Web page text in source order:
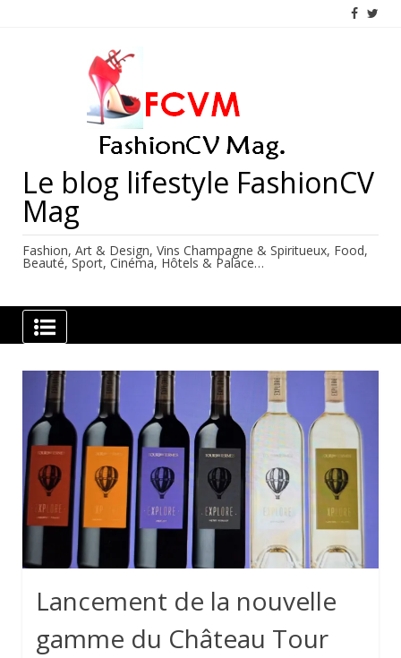
Le blog lifestyle FashionCV
Mag
Fashion, Art & Design, Vins Champagne & Spiritueux, Food,
Beauté, Sport, Cinéma, Hôtels & Palace…
Lancement de la nouvelle
gamme du Château Tour